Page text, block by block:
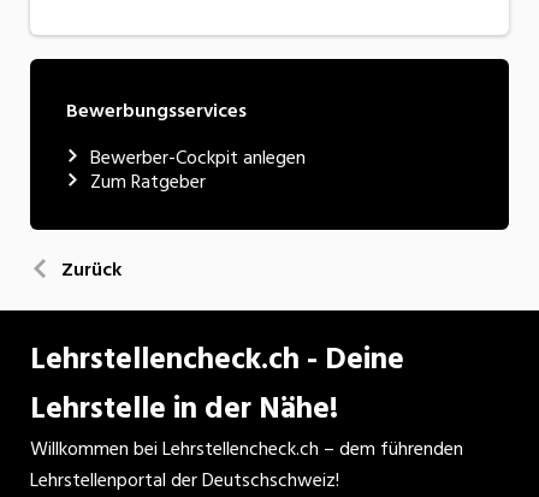
Bewerbungsservices
Bewerber-Cockpit anlegen
Zum Ratgeber
Zurück
Lehrstellencheck.ch - Deine
Lehrstelle in der Nähe!
Willkommen bei Lehrstellencheck.ch – dem führenden
Lehrstellenportal der Deutschschweiz!